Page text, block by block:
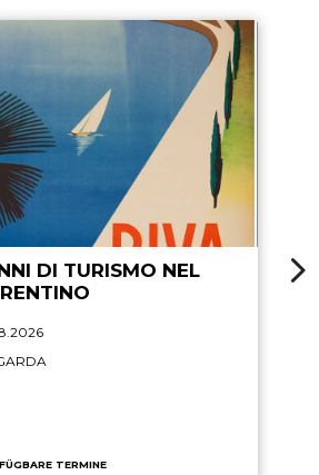
DI TURISMO NEL
TERMINE